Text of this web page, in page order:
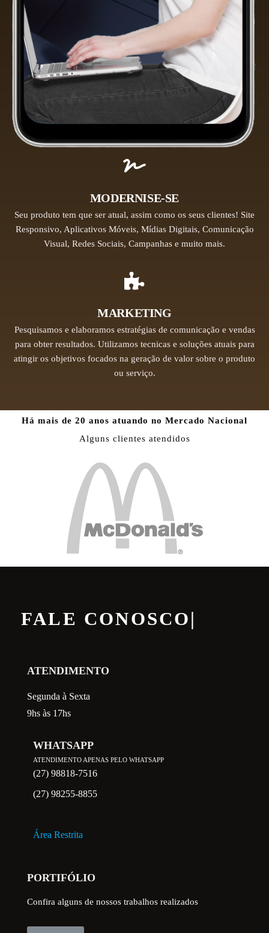
MODERNISE-SE
Seu produto tem que ser atual, assim como os seus clientes!​ Site
Responsivo, Aplicativos Móveis, Mídias Digitais, Comunicação
Visual, Redes Sociais, Campanhas e muito mais.
MARKETING
Pesquisamos e elaboramos estratégias de comunicação e vendas
para obter resultados. Utilizamos tecnicas e soluções atuais para
atingir os objetivos focados na geração de valor sobre o produto
ou serviço.
Há mais de 20 anos atuando no Mercado Nacional
Alguns clientes atendidos
FALE CONOSCO|
ATENDIMENTO
Segunda à Sexta
9hs às 17hs
WHATSAPP
ATENDIMENTO APENAS PELO WHATSAPP
(27) 98818-7516
(27) 98255-8855
Área Restrita
PORTIFÓLIO
Confira alguns de nossos trabalhos realizados